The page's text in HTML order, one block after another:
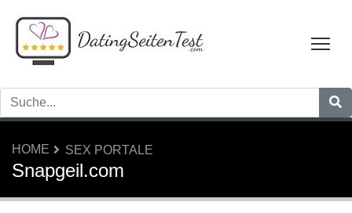
HOME SEX PORTALE
Snapgeil.com